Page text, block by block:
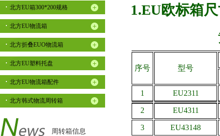
北方EU箱300*200规格
北方EU物流箱
北方折叠EUO物流箱
北方EU塑料托盘
北方EU物流箱配件
北方韩式物流周转箱
周转箱信息
1.EU欧标箱
序号 型号
1 EU2311
2 EU4311
3
EU43148